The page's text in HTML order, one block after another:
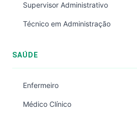
Supervisor Administrativo
Técnico em Administração
SAÚDE
Enfermeiro
Médico Clínico